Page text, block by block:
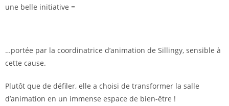
une belle initiative =
…portée par la coordinatrice d’animation de Sillingy, sensible à
cette cause.
Plutôt que de défiler, elle a choisi de transformer la salle
d’animation en un immense espace de bien-être !